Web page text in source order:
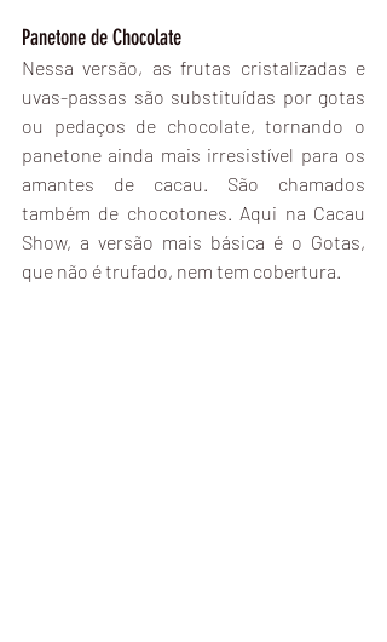
Panetone de Chocolate
Nessa versão, as frutas cristalizadas e
uvas-passas são substituídas por gotas
ou pedaços de chocolate, tornando o
panetone ainda mais irresistível para os
amantes de cacau. São chamados
também de chocotones. Aqui na Cacau
Show, a versão mais básica é o Gotas,
que não é trufado, nem tem cobertura.